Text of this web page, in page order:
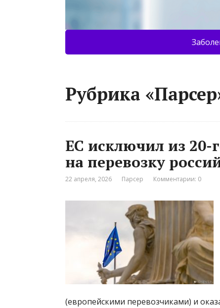
Рубрика
ЕС исключил из 20-
на перевозку
22 апреля, 2026 Парсер Комментарии: 0
(европейскими перевозчиками) и